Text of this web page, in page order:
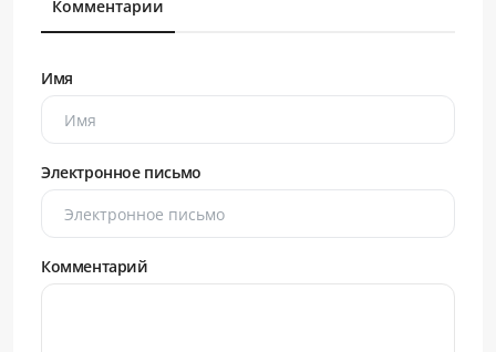
Комментарии
Имя
Электронное письмо
Комментарий